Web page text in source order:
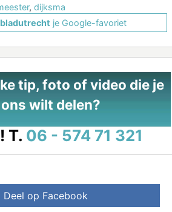
, dijksma
je Google-favoriet
tip, foto of video die je
wilt delen?
T. 06 - 574 71 321
Deel op Facebook